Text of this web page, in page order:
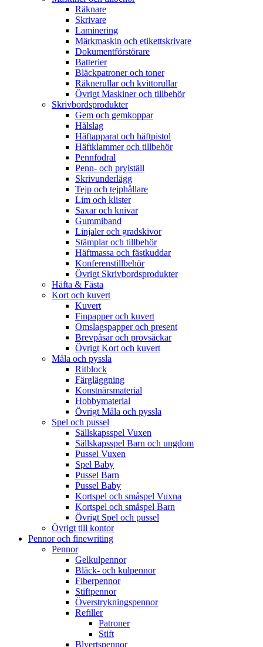
Räknare
Skrivare
Laminering
Märkmaskin och etikettskrivare
Dokumentförstörare
Batterier
Bläckpatroner och toner
Räknerullar och kvittorullar
Övrigt Maskiner och tillbehör
Skrivbordsprodukter
Gem och gemkoppar
Hålslag
Häftapparat och häftpistol
Häftklammer och tillbehör
Pennfodral
Penn- och prylställ
Skrivunderlägg
Tejp och tejphållare
Lim och klister
Saxar och knivar
Gummiband
Linjaler och gradskivor
Stämplar och tillbehör
Häftmassa och fästkuddar
Konferenstillbehör
Övrigt Skrivbordsprodukter
Häfta & Fästa
Kort och kuvert
Kuvert
Finpapper och kuvert
Omslagspapper och present
Brevpåsar och provsäckar
Övrigt Kort och kuvert
Måla och pyssla
Ritblock
Färgläggning
Konstnärsmaterial
Hobbymaterial
Övrigt Måla och pyssla
Spel och pussel
Sällskapsspel Vuxen
Sällskapsspel Barn och ungdom
Pussel Vuxen
Spel Baby
Pussel Barn
Pussel Baby
Kortspel och småspel Vuxna
Kortspel och småspel Barn
Övrigt Spel och pussel
Övrigt till kontor
Pennor och finewriting
Pennor
Gelkulpennor
Bläck- och kulpennor
Fiberpennor
Stiftpennor
Överstrykningspennor
Refiller
Patroner
Stift
Blyertspennor